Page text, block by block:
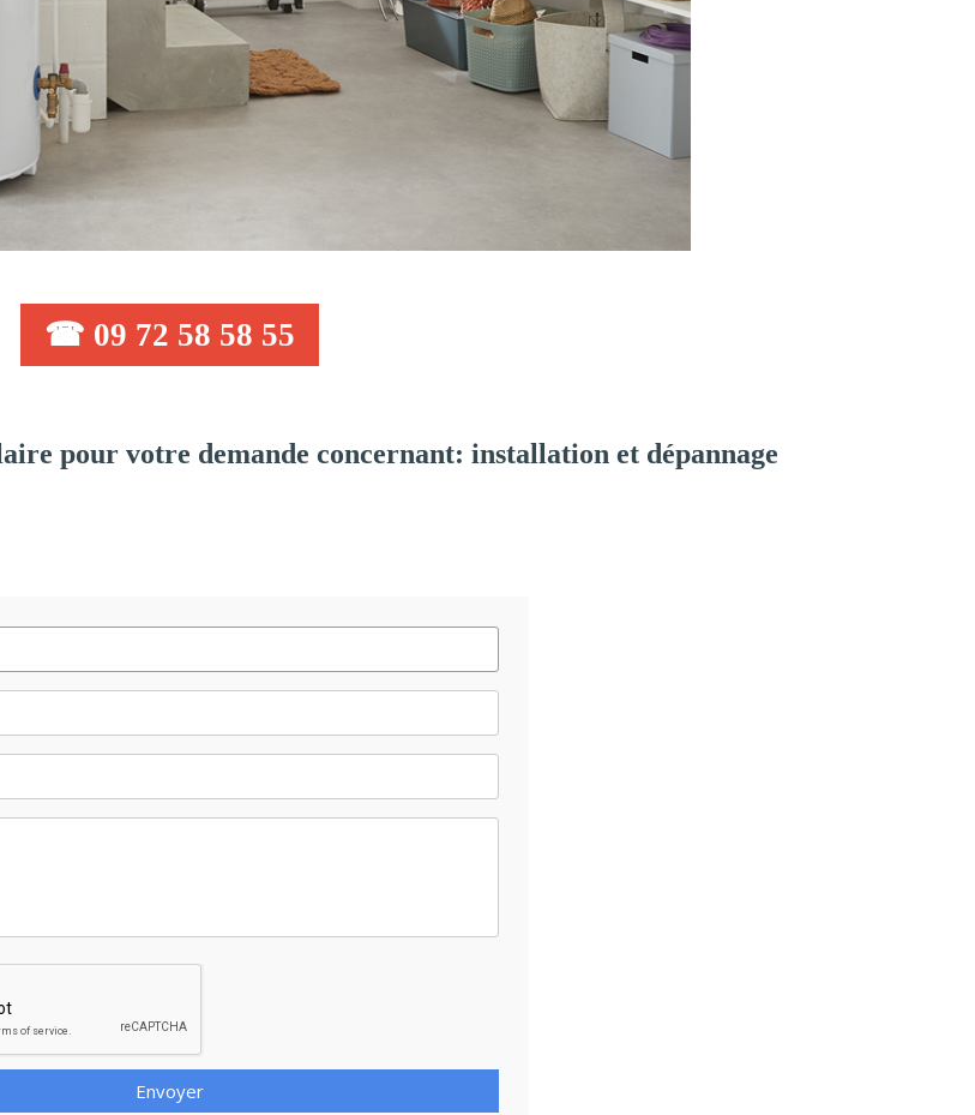
☎ 09 72 58 58 55
pour votre demande concernant: installation et dépannage
Envoyer